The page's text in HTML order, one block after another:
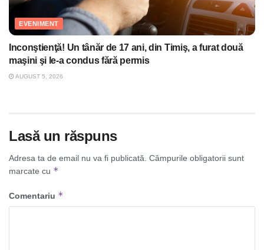
EVENIMENT
Inconştienţă! Un tânăr de 17 ani, din Timiş, a furat două
maşini şi le-a condus fără permis
AUGUST 5, 2026
Lasă un răspuns
Adresa ta de email nu va fi publicată. Câmpurile obligatorii sunt
marcate cu *
Comentariu *